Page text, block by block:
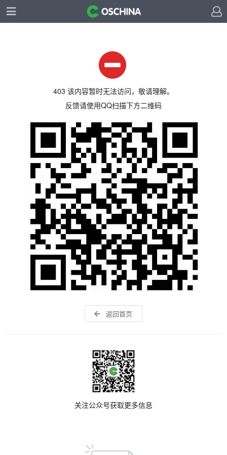
403 该内容暂时无法访问，敬请理解。
反馈请使用QQ扫描下方二维码
返回首页
关注公众号获取更多信息